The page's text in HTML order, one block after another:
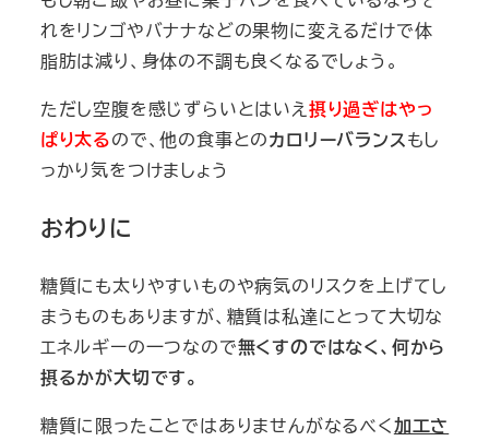
れをリンゴやバナナなどの果物に変えるだけで体
脂肪は減り、身体の不調も良くなるでしょう。
ただし空腹を感じずらいとはいえ摂り過ぎはやっ
ぱり太るので、他の食事とのカロリーバランスもし
っかり気をつけましょう
おわりに
糖質にも太りやすいものや病気のリスクを上げてし
まうものもありますが、糖質は私達にとって大切な
エネルギーの一つなので無くすのではなく、何から
摂るかが大切です。
糖質に限ったことではありませんがなるべく加工さ